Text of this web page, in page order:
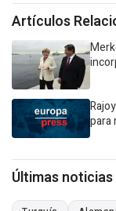
Artículos
para
Últimas